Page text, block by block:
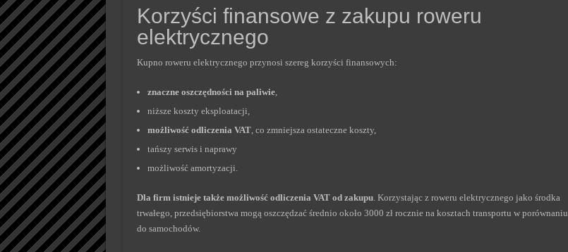
Korzyści finansowe z zakupu roweru
elektrycznego
Kupno roweru elektrycznego przynosi szereg korzyści finansowych:
znaczne oszczędności na paliwie,
niższe koszty eksploatacji,
możliwość odliczenia VAT, co zmniejsza ostateczne koszty,
tańszy serwis i naprawy
możliwość amortyzacji.
Dla firm istnieje także możliwość odliczenia VAT od zakupu. Korzystając z roweru elektrycznego jako środka
trwałego, przedsiębiorstwa mogą oszczędzać średnio około 3000 zł rocznie na kosztach transportu w porównaniu
do samochodów.